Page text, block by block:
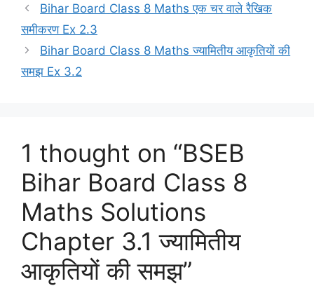
Bihar Board Class 8 Maths एक चर वाले रैखिक
समीकरण Ex 2.3
Bihar Board Class 8 Maths ज्यामितीय आकृतियों की
समझ Ex 3.2
1 thought on “BSEB
Bihar Board Class 8
Maths Solutions
Chapter 3.1 ज्यामितीय
आकृतियों की समझ”